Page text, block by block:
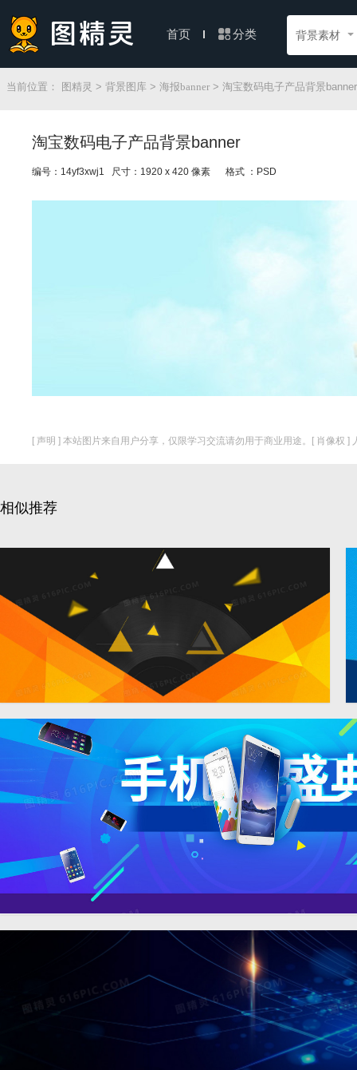
首页 分类 背景素材
当前位置： 图精灵 > 背景图库 > 海报banner > 淘宝数码电子产品背景banner
淘宝数码电子产品背景banner
编号：14yf3xwj1 尺寸：1920 x 420 像素 格式 ：PSD
[ 声明 ] 本站图片来自用户分享，仅限学习交流请勿用于商业用途。[ 肖像权 ]
相似推荐
天猫淘宝数码电子产品扁平
几何碎片背景banner
淘宝banner海报背景